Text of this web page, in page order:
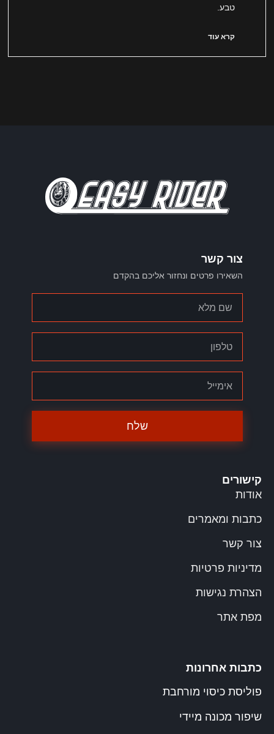
טבע.
קרא עוד
צור קשר
השאירו פרטים ונחזור אליכם בהקדם
שלח
קישורים
אודות
כתבות ומאמרים
צור קשר
מדיניות פרטיות
הצהרת נגישות
מפת אתר
כתבות אחרונות
פוליסת כיסוי מורחבת
שיפור מכונה מיידי